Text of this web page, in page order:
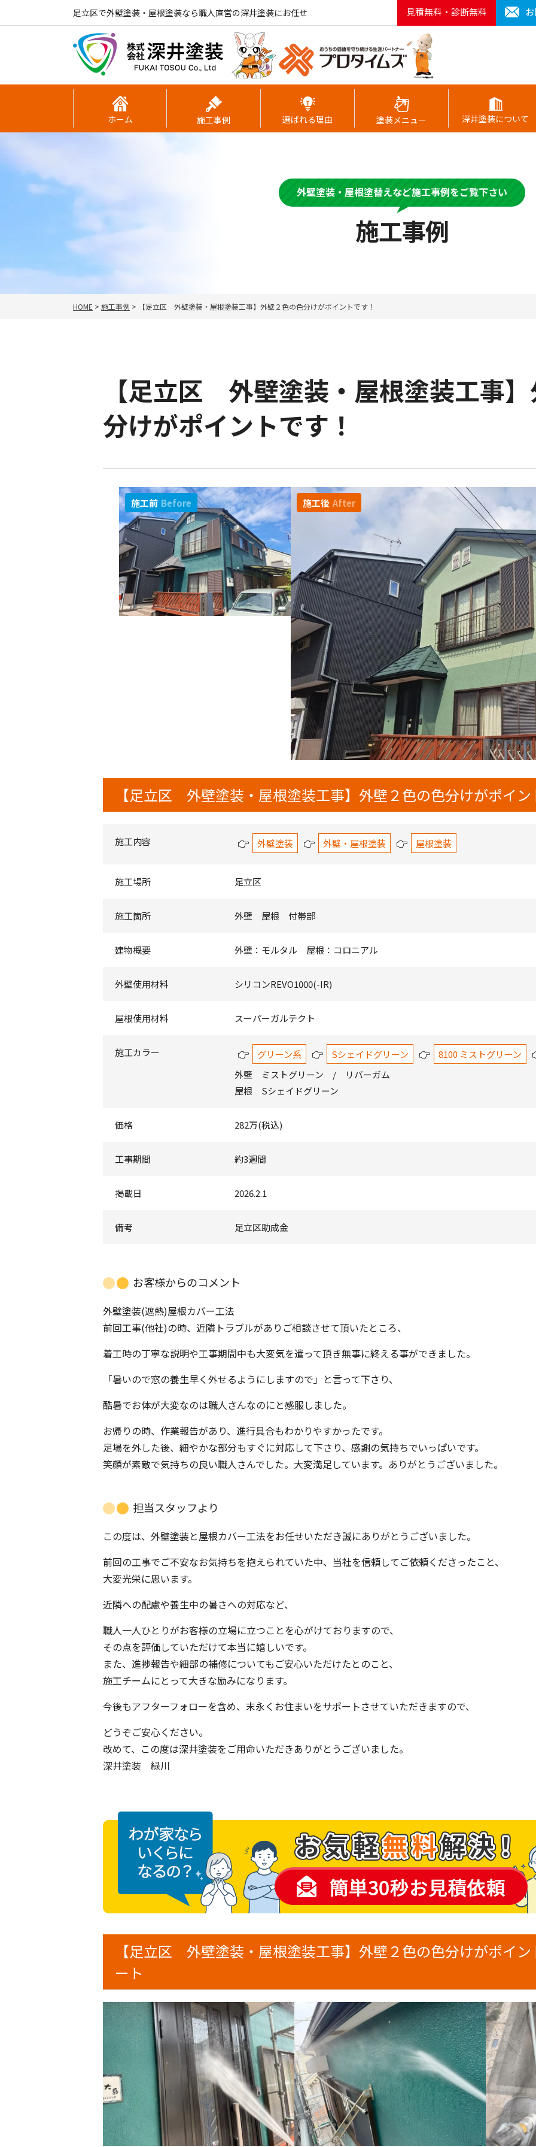
足立区で外壁塗装・屋根塗装なら職人直営の深井塗装にお任せ 見積無料・診断無料
ホーム 施工事例 選ばれる理由 塗装メニュー 深井塗装について
施工事例
外壁塗装・屋根塗替えなど施工事例をご覧下さい
HOME > 施工事例 > 【足立区 外壁塗装・屋根塗装工事】外壁２色の色分けがポイントです！
【足立区 外壁塗装・屋根塗装工事
分けがポイントです！
施工後 After
施工前 Before
【足立区 外壁塗装・屋根塗装工事】外壁２色の色分けがポイ
施工内容 外壁塗装 外壁・屋根塗装 屋根塗装
施工場所 足立区
施工箇所 外壁 屋根 付帯部
建物概要 外壁：モルタル 屋根：コロニアル
外壁使用材料 シリコンREVO1000(-IR)
屋根使用材料 スーパーガルテクト
施工カラー グリーン系 Sシェイドグリーン
8100 ミストグリーン
外壁 ミストグリーン / リバーガム
屋根 Sシェイドグリーン
価格 282万(税込)
工事期間 約3週間
掲載日 2026.2.1
備考 足立区助成金
お客様からのコメント
外壁塗装(遮熱)屋根カバー工法
前回工事(他社)の時、近隣トラブルがありご相談させて頂いたところ、
着工時の丁寧な説明や工事期間中も大変気を遣って頂き無事に終える事ができました。
「暑いので窓の養生早く外せるようにしますので」と言って下さり、
酷暑でお体が大変なのは職人さんなのにと感服しました。
お帰りの時、作業報告があり、進行具合もわかりやすかったです。
足場を外した後、細やかな部分もすぐに対応して下さり、感謝の気持ちでいっぱいです。
笑顔が素敵で気持ちの良い職人さんでした。大変満足しています。ありがとうございました。
担当スタッフより
この度は、外壁塗装と屋根カバー工法をお任せいただき誠にありがとうございました。
前回の工事でご不安なお気持ちを抱えられていた中、当社を信頼してご依頼くださったこと、
大変光栄に思います。
近隣への配慮や養生中の暑さへの対応など、
職人一人ひとりがお客様の立場に立つことを心がけておりますので、
その点を評価していただけて本当に嬉しいです。
また、進捗報告や細部の補修についてもご安心いただけたとのこと、
施工チームにとって大きな励みになります。
今後もアフターフォローを含め、末永くお住まいをサポートさせていただきますので、
どうぞご安心ください。
改めて、この度は深井塗装をご用命いただきありがとうございました。
深井塗装 緑川
【足立区 外壁塗装・屋根塗装工事】外壁２色の色分けがポイ
ート